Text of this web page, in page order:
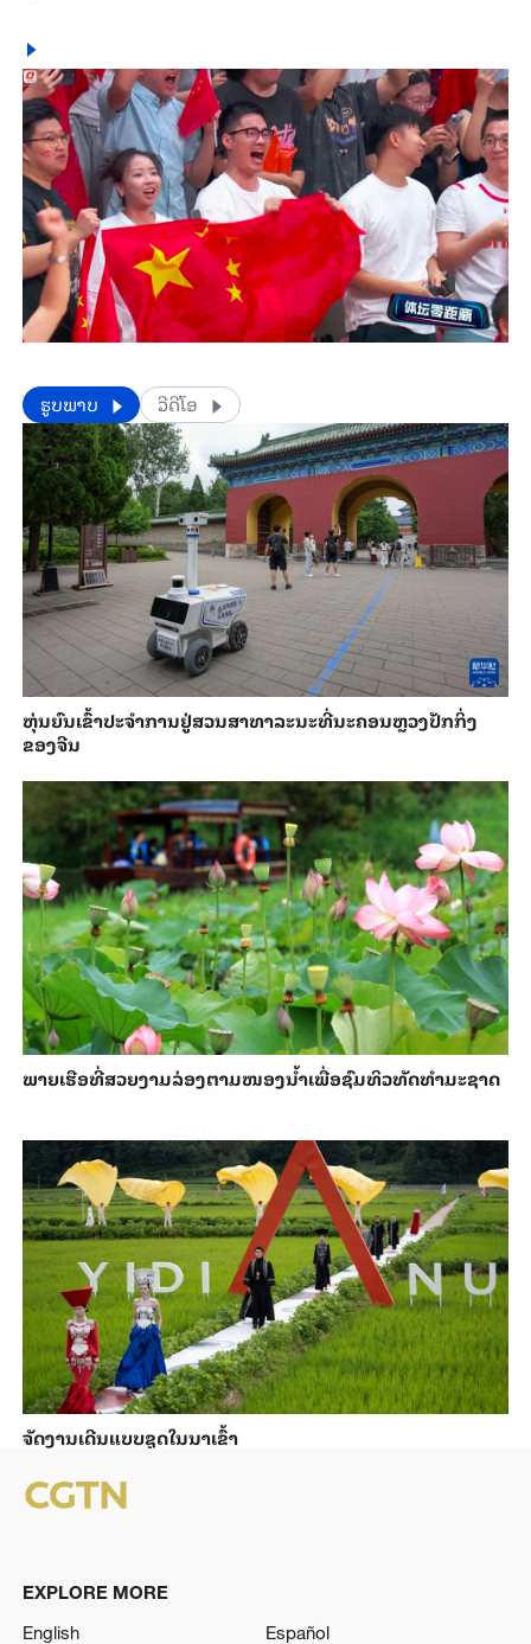
​​ຮູບພາບ ວີດີໂອ
​ຫຸ່ນ​ຍົນ​ເຂົ້າ​ປະ​ຈຳ​ການ​ຢູ່​ສວນ​ສາ​ທາ​ລະ​ນະ​ທີ່​ນະ​ຄອນຫຼວງ​ປັກ​ກິ່ງ​
ຂອງ​ຈີນ
ພາຍ​ເຮືອທີ່​ສວຍ​ງາມ​ລ່ອງ​ຕາມ​​ໜອງນ້ຳ​​ເພື່ອ​ຊົມ​ທິວ​ທັດ​ທຳ​ມະ​ຊາດ
ຈັດງານເດີນແບບຊຸດໃນນາເຂົ້າ
EXPLORE MORE
English
Español